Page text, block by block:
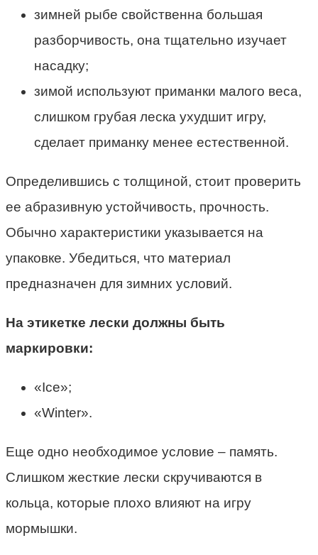
зимней рыбе свойственна большая
разборчивость, она тщательно изучает
насадку;
зимой используют приманки малого веса,
слишком грубая леска ухудшит игру,
сделает приманку менее естественной.
Определившись с толщиной, стоит проверить
ее абразивную устойчивость, прочность.
Обычно характеристики указывается на
упаковке. Убедиться, что материал
предназначен для зимних условий.
На этикетке лески должны быть
маркировки:
«Ice»;
«Winter».
Еще одно необходимое условие – память.
Слишком жесткие лески скручиваются в
кольца, которые плохо влияют на игру
мормышки.